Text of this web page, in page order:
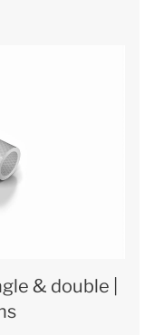
& double |